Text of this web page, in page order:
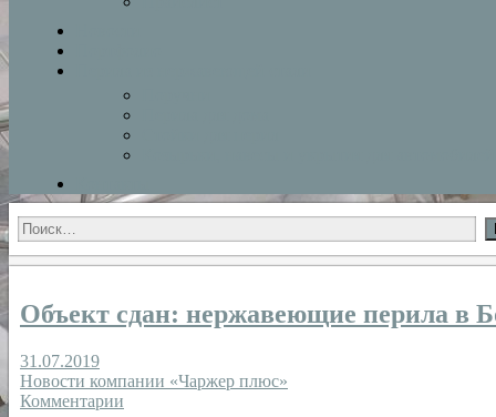
Найти:
Объект сдан: нержавеющие перила в
31.07.2019
Новости компании «Чаржер плюс»
Комментарии